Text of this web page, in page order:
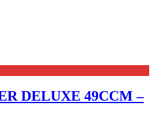
DELUXE 49CCM –